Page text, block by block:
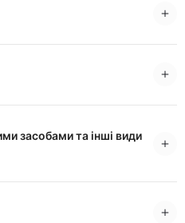
засобами та інші види